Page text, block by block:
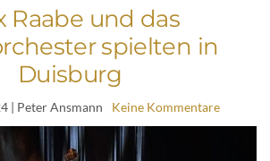
Raabe und das
spielten in
Duisburg
| Peter Ansmann Keine Kommentare